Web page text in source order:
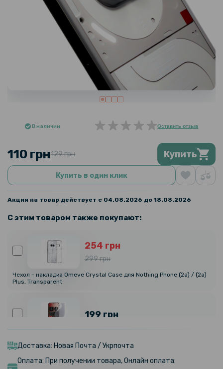
В наличии Оставить отзыв
110 грн129 грн Купить
Купить в один клик
Акция на товар действует с 04.08.2026 до 18.08.2026
С этим товаром также покупают:
254 грн
299 грн
Чехол - накладка Omeve Crystal Case для Nothing Phone (2a) / (2a)
Plus, Transparent
199 грн
Phone (2a), Transparent
Доставка: Новая Почта / Укрпочта
Оплата: При получении товара, Онлайн оплата: